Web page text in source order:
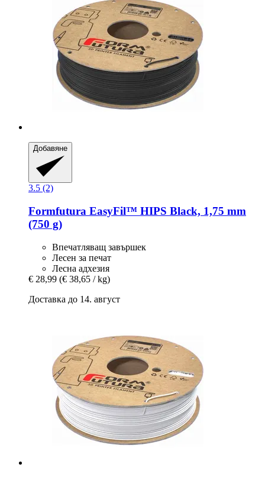
Добавяне
3.5 (2)
Formfutura EasyFil™ HIPS Black, 1,75 mm
(750 g)
Впечатляващ завършек
Лесен за печат
Лесна адхезия
€ 28,99 (€ 38,65 / kg)
Доставка до 14. август